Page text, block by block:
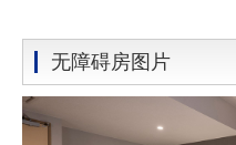
无障碍房图片